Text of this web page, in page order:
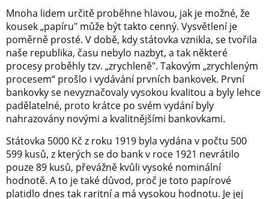
Mnoha lidem určitě proběhne hlavou, jak je možné, že
kousek „papíru" může být takto cenný. Vysvětlení je
poměrně prosté. V době, kdy státovka vznikla, se tvořila
naše republika, času nebylo nazbyt, a tak některé
procesy proběhly tzv. „zrychleně". Takovým „zrychleným
procesem“ prošlo i vydávání prvních bankovek. První
bankovky se nevyznačovaly vysokou kvalitou a byly lehce
padělatelné, proto krátce po svém vydání byly
nahrazovány novými a kvalitnějšími bankovkami.
Státovka 5000 Kč z roku 1919 byla vydána v počtu 500
599 kusů, z kterých se do bank v roce 1921 nevrátilo
pouze 89 kusů, převážně kvůli vysoké nominální
hodnotě. A to je také důvod, proč je toto papírové
platidlo dnes tak raritní a má vysokou hodnotu. Je jej